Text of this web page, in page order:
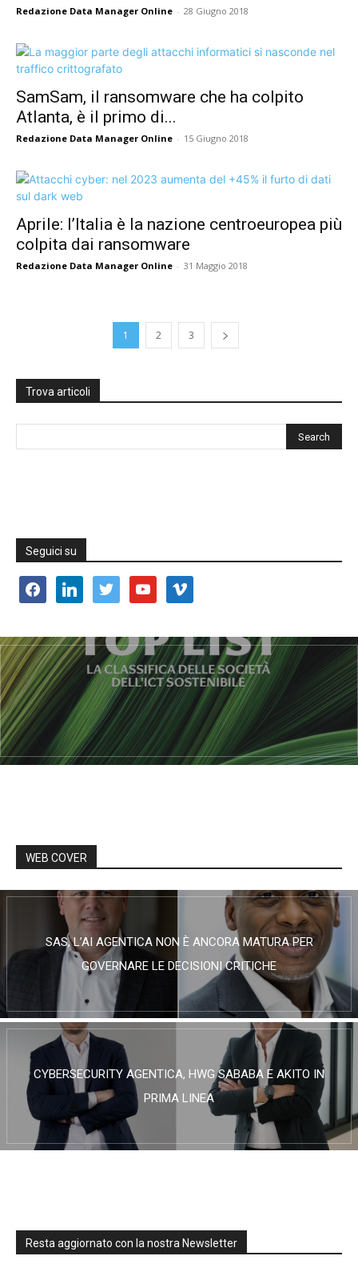
Redazione Data Manager Online - 28 Giugno 2018
SamSam, il ransomware che ha colpito
Atlanta, è il primo di...
Redazione Data Manager Online - 15 Giugno 2018
Aprile: l’Italia è la nazione centroeuropea più
colpita dai ransomware
Redazione Data Manager Online - 31 Maggio 2018
1 2 3
Trova articoli
Seguici su
facebooklinkedin twitter youtube vimeo
WEB COVER
SAS, L’AI AGENTICA NON È ANCORA MATURA PER
GOVERNARE LE DECISIONI CRITICHE
CYBERSECURITY AGENTICA, HWG SABABA E AKITO IN
PRIMA LINEA
Resta aggiornato con la nostra Newsletter